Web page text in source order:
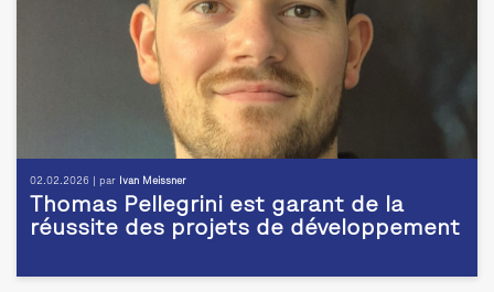
02.02.2026 | par Ivan Meissner
Thomas Pellegrini est garant de la
réussite des projets de développement